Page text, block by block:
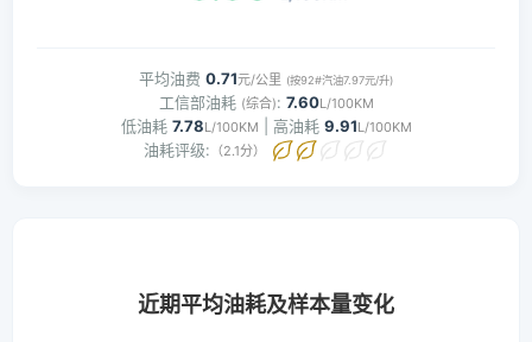
平均油费 0.71元/公里 (按92#汽油7.97元/升)
工信部油耗 (综合): 7.60L/100KM
低油耗 7.78L/100KM | 高油耗 9.91L/100KM
油耗评级: （2.1分）